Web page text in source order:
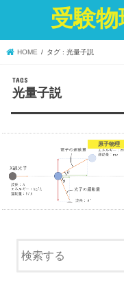
受験
HOME タグ : 光量子説
光量子説
原子物理